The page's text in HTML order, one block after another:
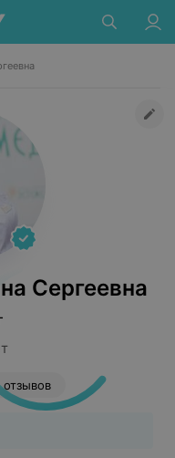
Сергеевна
отзывов